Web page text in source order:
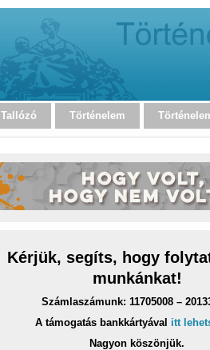
Tallózó Történelem
Kérjük, segíts, hogy
munkánkat!
Számlaszámunk: 11705008 –
A támogatás bankkártyával itt
Nagyon köszönjük.